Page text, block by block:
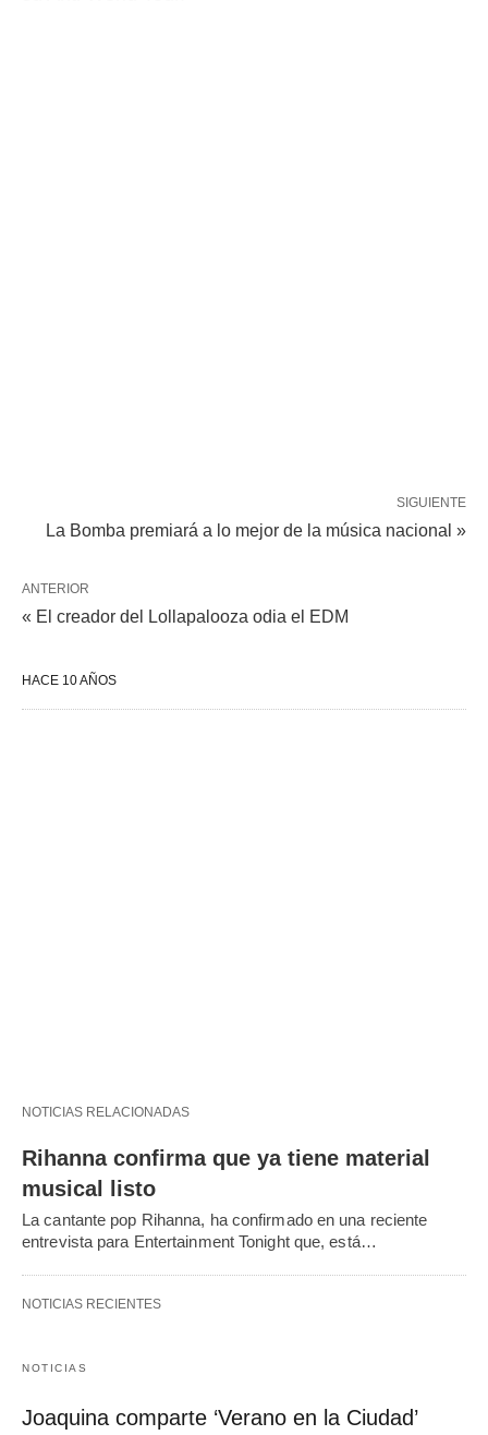
SIGUIENTE
La Bomba premiará a lo mejor de la música nacional »
ANTERIOR
« El creador del Lollapalooza odia el EDM
HACE 10 AÑOS
NOTICIAS RELACIONADAS
Rihanna confirma que ya tiene material
musical listo
La cantante pop Rihanna, ha confirmado en una reciente
entrevista para Entertainment Tonight que, está…
NOTICIAS RECIENTES
NOTICIAS
Joaquina comparte ‘Verano en la Ciudad’